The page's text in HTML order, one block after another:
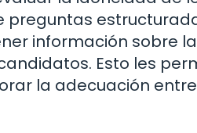
preguntas
información sobre
Esto les
la adecuación